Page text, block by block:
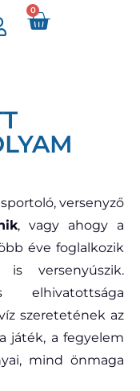
0
versenyző
, vagy ahogy a
éve foglalkozik
is versenyúszik.
elhivatottsága
szeretetének az
játék, a fegyelem
mind önmaga